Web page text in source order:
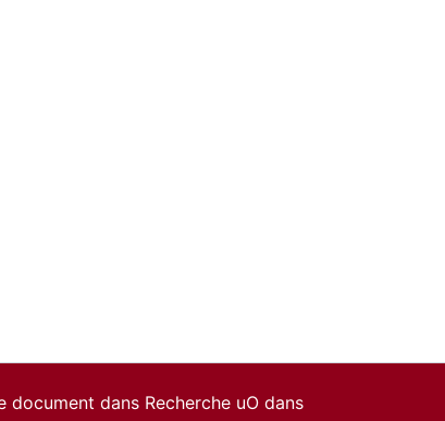
dans Recherche uO dans